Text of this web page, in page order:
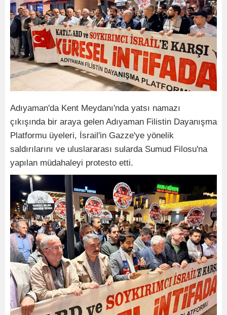
Adıyaman'da Kent Meydanı'nda yatsı namazı
çıkışında bir araya gelen Adıyaman Filistin Dayanışma
Platformu üyeleri, İsrail'in Gazze'ye yönelik
saldırılarını ve uluslararası sularda Sumud Filosu'na
yapılan müdahaleyi protesto etti.